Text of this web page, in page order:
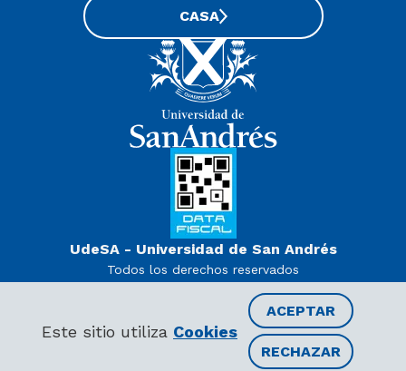
Este sitio utiliza Cookies
ACEPTAR
RECHAZAR
UdeSA - Universidad de San Andrés
Todos los derechos reservados
Decreto PEN 978/07
CASA